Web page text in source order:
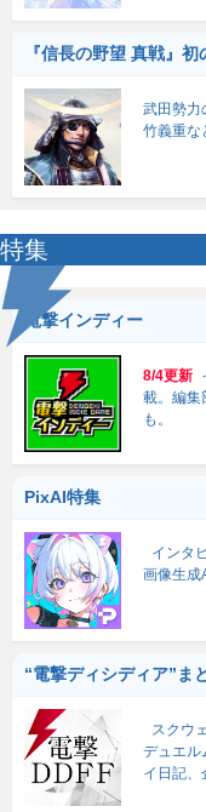
『信長の野望 真戦』
武田勢
竹義重な
特集
電撃インディー
8/4更新
載。編集
も。
PixAI特集
インタ
画像生成
“電撃ディシディア”ま
スクウ
デュエル
イ日記、